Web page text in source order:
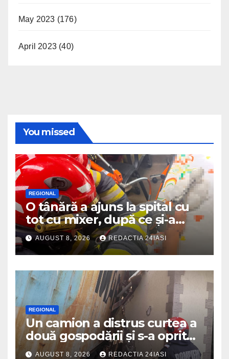
May 2023 (176)
April 2023 (40)
You missed
REGIONAL
O tânără a ajuns la spital cu
tot cu mixer, după ce și-a
prins degetul în aparat
AUGUST 8, 2026 REDACTIA 24IASI
REGIONAL
Un camion a distrus curtea a
două gospodării și s-a oprit
intr-o locuință
AUGUST 8, 2026 REDACTIA 24IASI